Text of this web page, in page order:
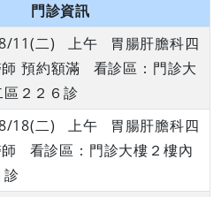
門診資訊
11(二) 上午 胃腸肝膽科四
預約額滿 看診區：門診大
２２６診
18(二) 上午 胃腸肝膽科四
看診區：門診大樓２樓內